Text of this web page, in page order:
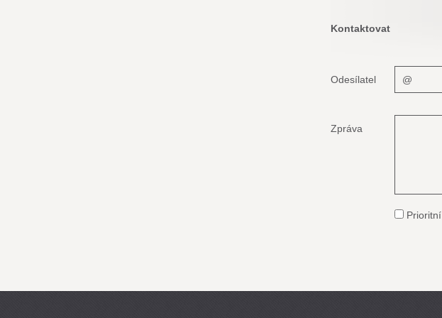
Kontaktovat
Odesílatel
Zpráva
Prioritní